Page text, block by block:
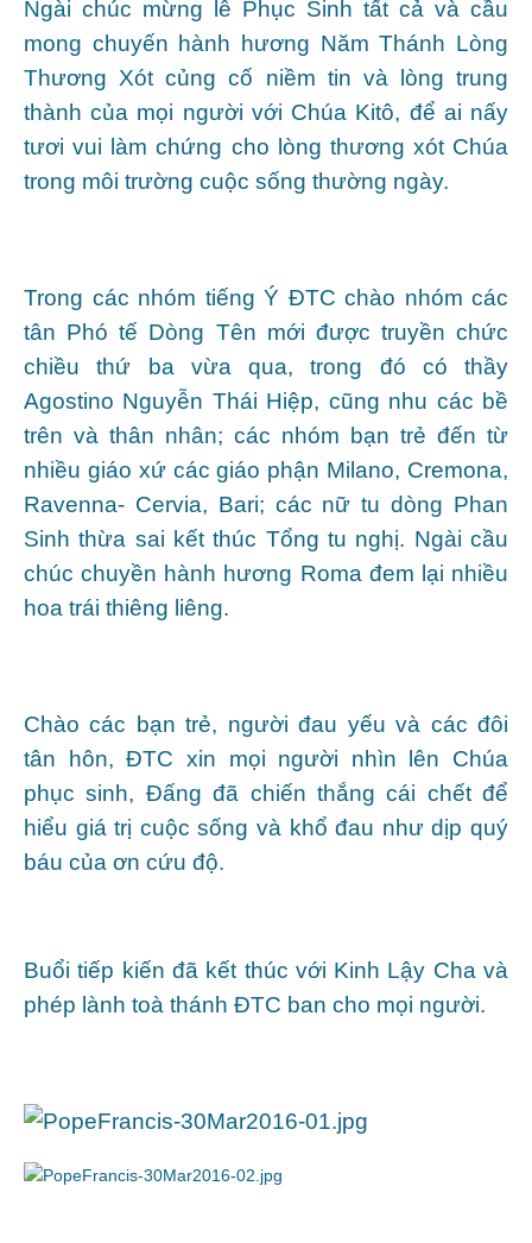
Ngài chúc mừng lễ Phục Sinh tất cả và cầu
mong chuyến hành hương Năm Thánh Lòng
Thương Xót củng cố niềm tin và lòng trung
thành của mọi người với Chúa Kitô, để ai nấy
tươi vui làm chứng cho lòng thương xót Chúa
trong môi trường cuộc sống thường ngày.
Trong các nhóm tiếng Ý ĐTC chào nhóm các
tân Phó tế Dòng Tên mới được truyền chức
chiều thứ ba vừa qua, trong đó có thầy
Agostino Nguyễn Thái Hiệp, cũng nhu các bề
trên và thân nhân; các nhóm bạn trẻ đến từ
nhiều giáo xứ các giáo phận Milano, Cremona,
Ravenna- Cervia, Bari; các nữ tu dòng Phan
Sinh thừa sai kết thúc Tổng tu nghị. Ngài cầu
chúc chuyền hành hương Roma đem lại nhiều
hoa trái thiêng liêng.
Chào các bạn trẻ, người đau yếu và các đôi
tân hôn, ĐTC xin mọi người nhìn lên Chúa
phục sinh, Đấng đã chiến thắng cái chết để
hiểu giá trị cuộc sống và khổ đau như dịp quý
báu của ơn cứu độ.
Buổi tiếp kiến đã kết thúc với Kinh Lậy Cha và
phép lành toà thánh ĐTC ban cho mọi người.